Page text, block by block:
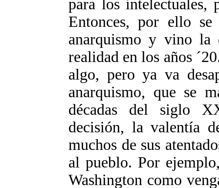
para los intelectuales,
Entonces, por ello
anarquismo y vino la
realidad en los años
algo, pero ya va
anarquismo, que se
décadas del siglo
decisión, la valentía
muchos de sus
al pueblo. Por
Washington como